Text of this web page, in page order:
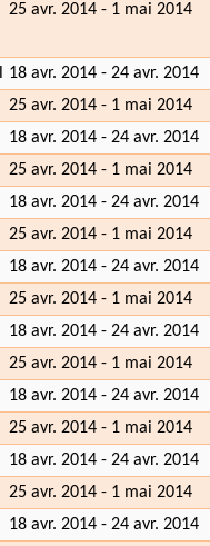
25 avr. 2014 - 1 mai 2014
18 avr. 2014 - 24 avr. 2014
25 avr. 2014 - 1 mai 2014
18 avr. 2014 - 24 avr. 2014
25 avr. 2014 - 1 mai 2014
18 avr. 2014 - 24 avr. 2014
25 avr. 2014 - 1 mai 2014
18 avr. 2014 - 24 avr. 2014
25 avr. 2014 - 1 mai 2014
18 avr. 2014 - 24 avr. 2014
25 avr. 2014 - 1 mai 2014
18 avr. 2014 - 24 avr. 2014
25 avr. 2014 - 1 mai 2014
18 avr. 2014 - 24 avr. 2014
25 avr. 2014 - 1 mai 2014
18 avr. 2014 - 24 avr. 2014